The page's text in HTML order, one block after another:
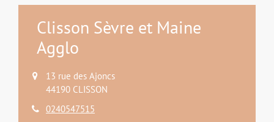
Clisson Sèvre et Maine
Agglo
13 rue des Ajoncs
44190 CLISSON
0240547515